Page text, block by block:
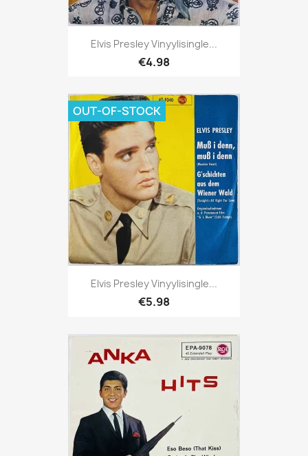
Elvis Presley Vinyylisingle...
€4.98
Elvis Presley Vinyylisingle...
€5.98
OUT-OF-STOCK